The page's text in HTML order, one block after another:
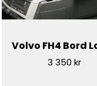
email
E-postadress
Ja, ni får
Volvo FH4 Bord
3 350 kr